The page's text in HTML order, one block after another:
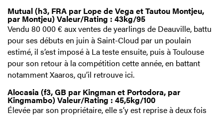
Mutual (h3, FRA par Lope de Vega et Tautou Montjeu,
par Montjeu) Valeur/Rating : 43kg/95
Vendu 80 000 € aux ventes de yearlings de Deauville, battu
pour ses débuts en juin à Saint-Cloud par un poulain
estimé, il s’est imposé à La teste ensuite, puis à Toulouse
pour son retour à la compétition cette année, en battant
notamment Xaaros, qu’il retrouve ici.
Alocasia (f3, GB par Kingman et Portodora, par
Kingmambo) Valeur/Rating : 45,5kg/100
Élevée par son propriétaire, elle s’y est reprise à deux fois